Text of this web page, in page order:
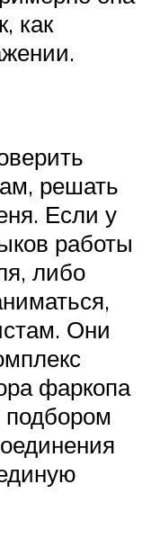
как
решать
Если у
работы
либо
Они
фаркопа
подбором